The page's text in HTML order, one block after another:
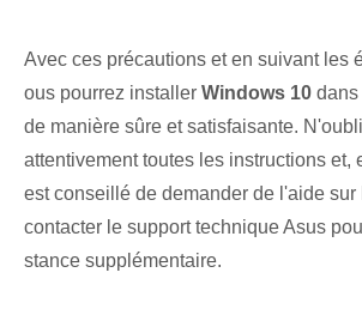
Avec ces précautions et en suivant les
ous pourrez installer Windows 10 dans
de manière sûre et satisfaisante.
attentivement toutes les instructions et,
est conseillé de demander de l'aide sur
contacter le support technique Asus
stance supplémentaire.